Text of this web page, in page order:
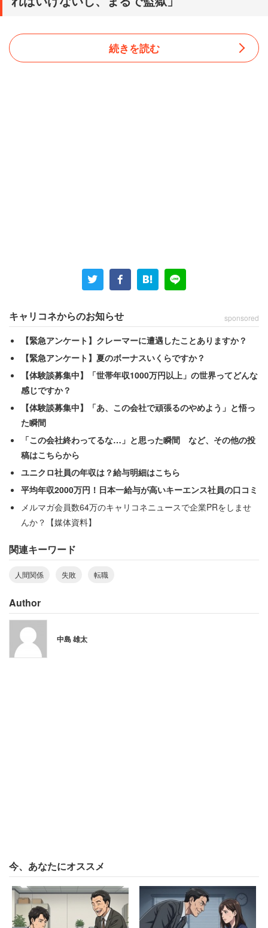
てみて現状に驚愕することになる。
「いざ働き始めると、現場監督の機嫌次第ですべて
が決まる環境でした」
サボっていると判断されると説教が始まるため、常にピリ
ピリした雰囲気が漂っており、「昼食も現場監督が食べ始
めるまで待たなければいけないし、まるで監獄」と語る。
そのほかにも色々問題があったようで、「仕事で使う消耗
品がなくなるのが早いと私が犯人扱いされた」という。す
ぐに退職したが、「パワハラで裁判起こそうと思ったぐら
いでした」と書いている。
た。資格を取得して「今後は安定して働き続けられる」と
期待していたが、現実は違っていた。人間関係が最悪で、
もあり病状も悪化。結局退職するに至ったという。
※キャリコネニュースでは引き続き
ソード」
続きを読む
キャリコネからのお知らせ sponsored
【緊急アンケート】クレーマーに遭遇したことありますか？
【緊急アンケート】夏のボーナスいくらですか？
【体験談募集中】「世帯年収1000万円以上」の世界ってどんな
感じですか？
【体験談募集中】「あ、この会社で頑張るのやめよう」と悟っ
た瞬間
「この会社終わってるな…」と思った瞬間 など、その他の投
稿はこちらから
ユニクロ社員の年収は？給与明細はこちら
平均年収2000万円！日本一給与が高いキーエンス社員の口コミ
メルマガ会員数64万のキャリコネニュースで企業PRをしませ
んか？【媒体資料】
関連キーワード
人間関係 失敗 転職
Author
中島 雄太
今、あなたにオススメ